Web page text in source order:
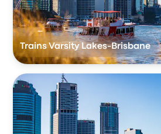
Trains Varsity Lakes-Brisbane